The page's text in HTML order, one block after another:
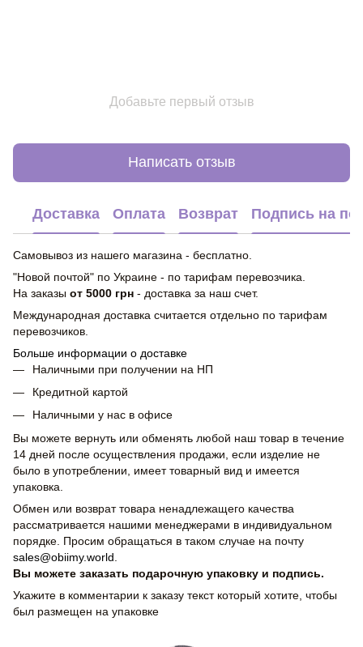
Добавьте первый отзыв
Написать отзыв
Доставка Оплата Возврат Подпись на
Самовывоз из нашего магазина - бесплатно.
"Новой почтой" по Украине - по тарифам перевозчика.
На заказы от 5000 грн - доставка за наш счет.
Международная доставка считается отдельно по тарифам
перевозчиков.
Больше информации о доставке
Наличными при получении на НП
Кредитной картой
Наличными у нас в офисе
Вы можете вернуть или обменять любой наш товар в течение
14 дней после осуществления продажи, если изделие не
было в употреблении, имеет товарный вид и имеется
упаковка.
Обмен или возврат товара ненадлежащего качества
рассматривается нашими менеджерами в индивидуальном
порядке. Просим обращаться в таком случае на почту
sales@obiimy.world
Вы можете заказать подарочную упаковку и подпись.
Укажите в комментарии к заказу текст который хотите, чтобы
был размещен на упаковке